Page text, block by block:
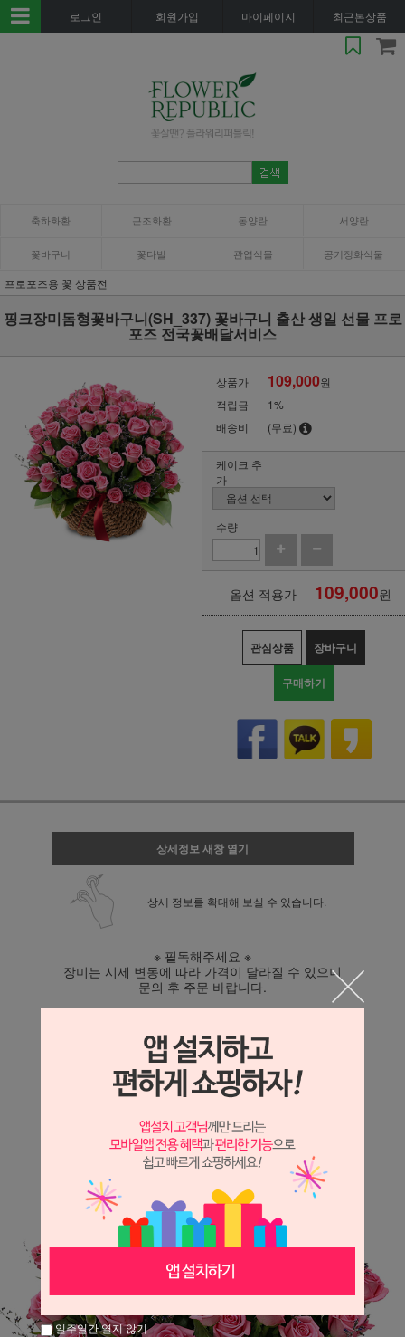
로그인 회원가입 마이페이지 최근본상품
축하화환 근조화환 동양란 서양란
꽃바구니 꽃다발 관엽식물 공기정화식물
프로포즈용 꽃 상품전
핑크장미돔형꽃바구니(SH_337) 꽃바구니 출산 생일 선물 프로
포즈 전국꽃배달서비스
상품가 109,000원
적립금
1%
배송비
(무료)
케이크 추
가
수량
옵션 적용가 109,000원
관심상품 장바구니
구매하기
상세정보 새창 열기
상세 정보를 확대해 보실 수 있습니다.
※ 필독해주세요 ※
장미는 시세 변동에 따라 가격이 달라질 수 있으니
문의 후 주문 바랍니다.
일주일간 열지 않기